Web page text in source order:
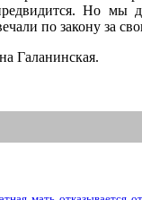
Но мы
по закону за
Галанинская.